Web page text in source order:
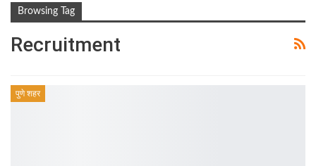
Browsing Tag
Recruitment
पुणे शहर